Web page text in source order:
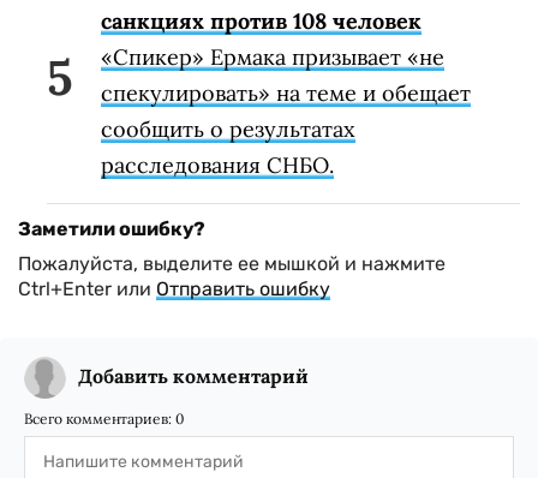
санкциях против 108 человек
«Спикер» Ермака призывает «не
спекулировать» на теме и обещает
сообщить о результатах
расследования СНБО.
Заметили ошибку?
Пожалуйста, выделите ее мышкой и нажмите
Ctrl+Enter или Отправить ошибку
Добавить комментарий
Всего комментариев: 0